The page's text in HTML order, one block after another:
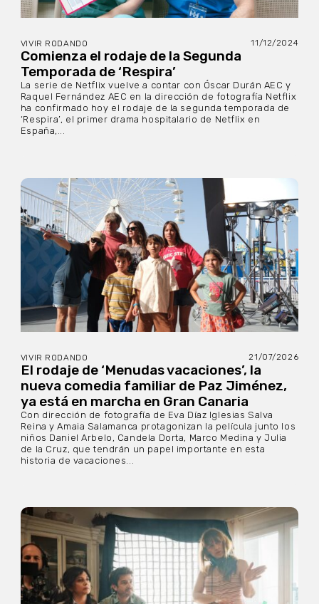
VIVIR RODANDO 11/12/2024
Comienza el rodaje de la Segunda
Temporada de ‘Respira’
La serie de Netflix vuelve a contar con Óscar Durán AEC y
Raquel Fernández AEC en la dirección de fotografía Netflix
ha confirmado hoy el rodaje de la segunda temporada de
‘Respira’, el primer drama hospitalario de Netflix en
España,...
VIVIR RODANDO 21/07/2026
El rodaje de ‘Menudas vacaciones’, la
nueva comedia familiar de Paz Jiménez,
ya está en marcha en Gran Canaria
Con dirección de fotografía de Eva Díaz Iglesias Salva
Reina y Amaia Salamanca protagonizan la película junto los
niños Daniel Arbelo, Candela Dorta, Marco Medina y Julia
de la Cruz, que tendrán un papel importante en esta
historia de vacaciones...